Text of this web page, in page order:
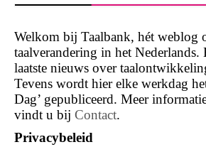
Welkom bij Taalbank, hét weblog
taalverandering in het
laatste nieuws over
Tevens wordt hier elke werkdag
Dag’ gepubliceerd. Meer
vindt u bij Contact.
Privacybeleid